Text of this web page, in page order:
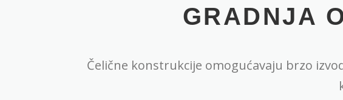
GRADNJA
Čelične konstrukcije omogućavaju brzo